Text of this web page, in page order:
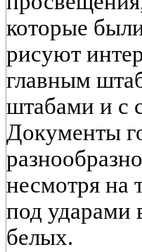
которые
рисуют
главным
штабами и с
Документы
несмотря на
под ударами
белых.